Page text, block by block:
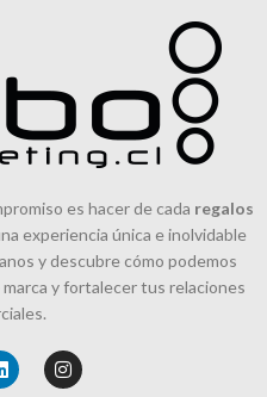
es hacer de cada regalos
experiencia única e inolvidable
y descubre cómo podemos
y fortalecer tus relaciones